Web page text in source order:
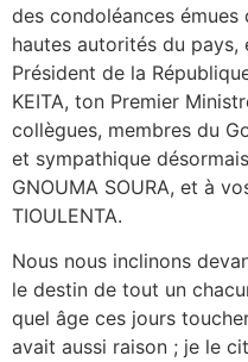
des condoléances
hautes autorités du pays,
Président de la
KEITA, ton Premier
collègues, membres du
et sympathique
GNOUMA SOURA, et à
TIOULENTA.
Nous nous inclinons
le destin de tout un
quel âge ces jours
avait aussi raison ; je le